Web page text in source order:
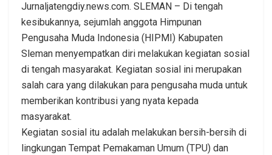
Jurnaljatengdiy.news.com. SLEMAN – Di tengah
kesibukannya, sejumlah anggota Himpunan
Pengusaha Muda Indonesia (HIPMI) Kabupaten
Sleman menyempatkan diri melakukan kegiatan sosial
di tengah masyarakat. Kegiatan sosial ini merupakan
salah cara yang dilakukan para pengusaha muda untuk
memberikan kontribusi yang nyata kepada
masyarakat.
Kegiatan sosial itu adalah melakukan bersih-bersih di
lingkungan Tempat Pemakaman Umum (TPU) dan